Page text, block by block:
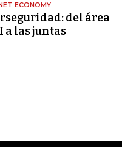
ECONOMY
del área
a las juntas